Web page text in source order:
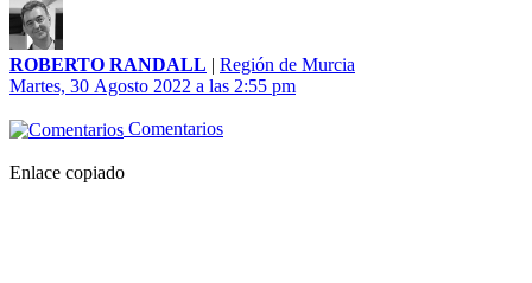
ROBERTO RANDALL | Región de Murcia
Martes, 30 Agosto 2022 a las 2:55 pm
Comentarios
Enlace copiado